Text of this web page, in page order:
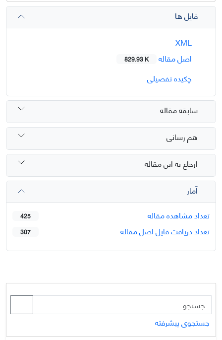
فایل ها
اصل مقاله
829.93 K
چکیده تفصیلی
سابقه مقاله
هم رسانی
ارجاع به این مقاله
آمار
تعداد مشاهده مقاله
425
تعداد دریافت فایل اصل مقاله 307
جستجوی پیشرفته